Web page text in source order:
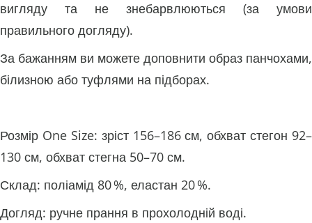
вигляду та не знебарвлюються (за умови
правильного догляду).
За бажанням ви можете доповнити образ панчохами,
білизною або туфлями на підборах.
Розмір One Size: зріст 156–186 см, обхват стегон 92–
130 см, обхват стегна 50–70 см.
Склад: поліамід 80 %, еластан 20 %.
Догляд: ручне прання в прохолодній воді.